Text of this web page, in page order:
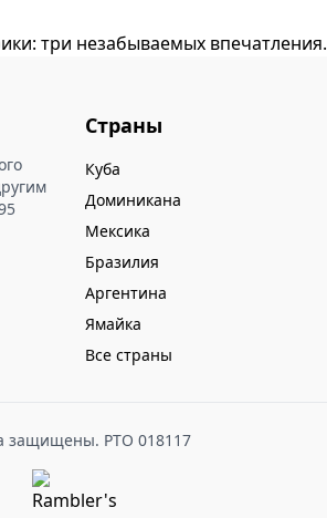
три незабываемых впечатления.
Страны
Куба
Доминикана
Мексика
Бразилия
Аргентина
Ямайка
Все страны
защищены. РТО 018117